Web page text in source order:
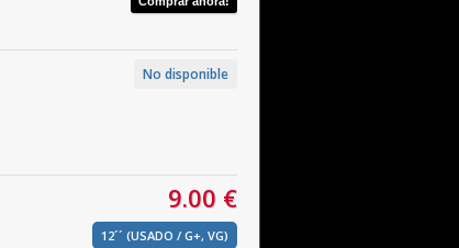
No disponible
9.00 €
12´´ (USADO / G+, VG)